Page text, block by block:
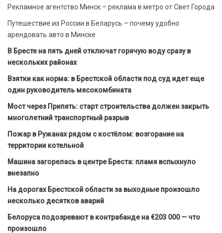
Рекламное агентство Минск – реклама в метро от Свет Города
Путешествие из России в Беларусь – почему удобно
арендовать авто в Минске
В Бресте на пять дней отключат горячую воду сразу в
нескольких районах
Взятки как норма: в Брестской области под суд идет еще
один руководитель мясокомбината
Мост через Припять: старт строительства должен закрыть
многолетний транспортный разрыв
Пожар в Ружанах рядом с костёлом: возгорание на
территории котельной
Машина загорелась в центре Бреста: пламя вспыхнуло
внезапно
На дорогах Брестской области за выходные произошло
несколько десятков аварий
Белоруса подозревают в контрабанде на €203 000 — что
произошло